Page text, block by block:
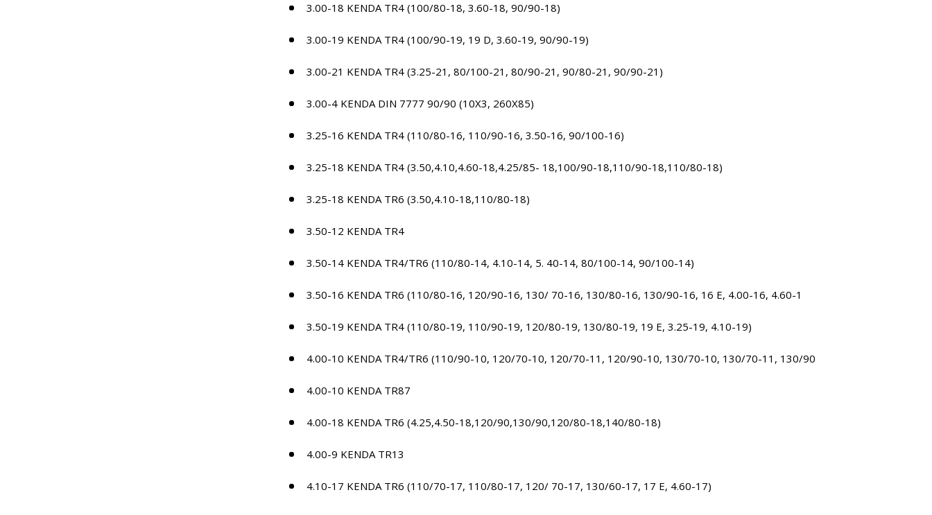
3.00-18 KENDA TR4 (100/80-18, 3.60-18, 90/90-18)
3.00-19 KENDA TR4 (100/90-19, 19 D, 3.60-19, 90/90-19)
3.00-21 KENDA TR4 (3.25-21, 80/100-21, 80/90-21, 90/80-21, 90/90-21)
3.00-4 KENDA DIN 7777 90/90 (10X3, 260X85)
3.25-16 KENDA TR4 (110/80-16, 110/90-16, 3.50-16, 90/100-16)
3.25-18 KENDA TR4 (3.50,4.10,4.60-18,4.25/85- 18,100/90-18,110/90-18,110/80-18)
3.25-18 KENDA TR6 (3.50,4.10-18,110/80-18)
3.50-12 KENDA TR4
3.50-14 KENDA TR4/TR6 (110/80-14, 4.10-14, 5. 40-14, 80/100-14, 90/100-14)
3.50-16 KENDA TR6 (110/80-16, 120/90-16, 130/ 70-16, 130/80-16, 130/90-16, 16 E, 4.00-16, 4.60-1
3.50-19 KENDA TR4 (110/80-19, 110/90-19, 120/80-19, 130/80-19, 19 E, 3.25-19, 4.10-19)
4.00-10 KENDA TR4/TR6 (110/90-10, 120/70-10, 120/70-11, 120/90-10, 130/70-10, 130/70-11, 130/90
4.00-10 KENDA TR87
4.00-18 KENDA TR6 (4.25,4.50-18,120/90,130/90,120/80-18,140/80-18)
4.00-9 KENDA TR13
4.10-17 KENDA TR6 (110/70-17, 110/80-17, 120/ 70-17, 130/60-17, 17 E, 4.60-17)